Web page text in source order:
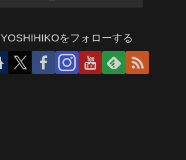
YOSHIHIKOをフォローする